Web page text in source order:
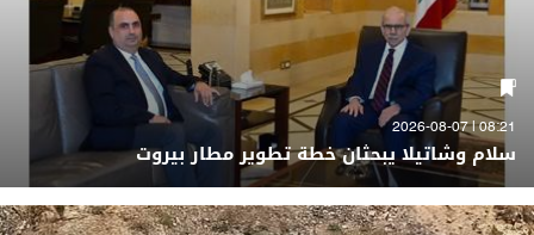
08:21 | 2026-08-07
سلام وشاتيلا يبحثان خطة تطوير مطار بيروت